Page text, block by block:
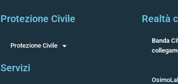
Protezione Civile
Protezione Civile
Servizi
Realtà
Banda